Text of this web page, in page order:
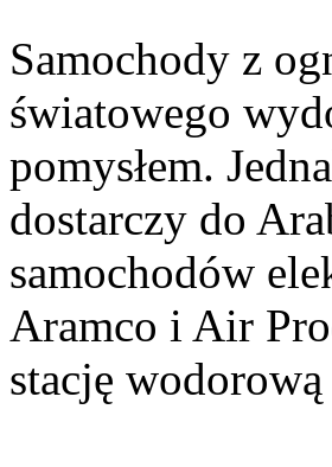
Samochody z
światowego
pomysłem.
dostarczy do
samochodów
Aramco i Air
stację